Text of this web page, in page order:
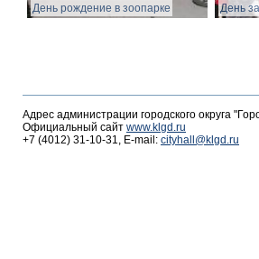
День рождение в зоопарке День
Адрес администрации городского округа
Официальный сайт www.klgd.ru
+7 (4012) 31-10-31, E-mail: cityhall@klgd.ru